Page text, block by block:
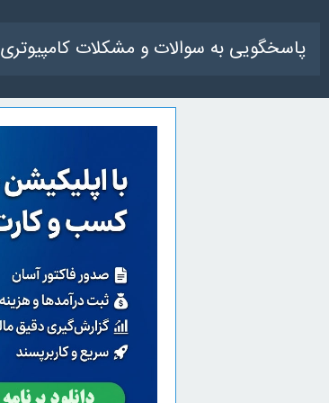
پاسخگویی به سوالات و مشکلات کامپیوتری